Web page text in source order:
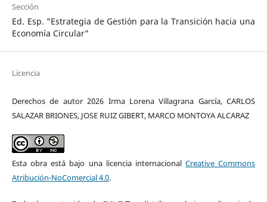
Sección
Ed. Esp. "Estrategia de Gestión para la Transición hacia una
Economía Circular"
Licencia
Derechos de autor 2026 Irma Lorena Villagrana García, CARLOS
SALAZAR BRIONES, JOSE RUIZ GIBERT, MARCO MONTOYA ALCARAZ
Esta obra está bajo una licencia internacional Creative Commons
Atribución-NoComercial 4.0.